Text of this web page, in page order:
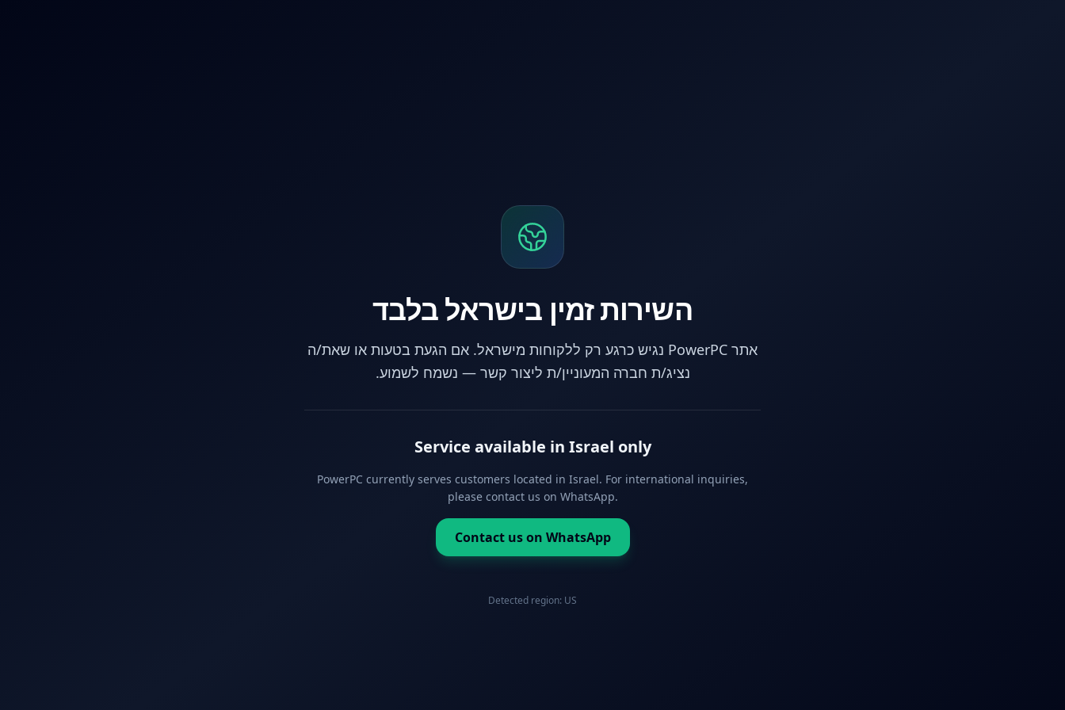
השירות זמין בישראל בלבד
אתר PowerPC נגיש כרגע רק ללקוחות מישראל. אם הגעת בטעות או שאת/ה
נציג/ת חברה המעוניין/ת ליצור קשר — נשמח לשמוע.
Service available in Israel only
PowerPC currently serves customers located in Israel. For international inquiries,
please contact us on WhatsApp.
Contact us on WhatsApp
Detected region: US